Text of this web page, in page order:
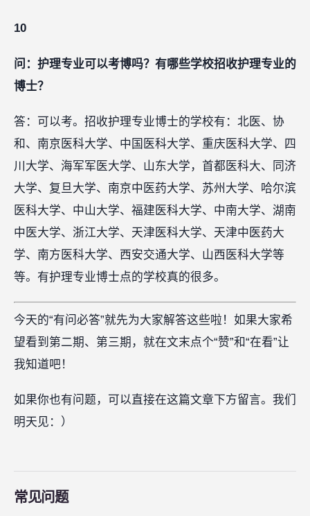
10
问：护理专业可以考博吗？有哪些学校招收护理专业的
博士？
答：可以考。招收护理专业博士的学校有：北医、协
和、南京医科大学、中国医科大学、重庆医科大学、四
川大学、海军军医大学、山东大学，首都医科大、同济
大学、复旦大学、南京中医药大学、苏州大学、哈尔滨
医科大学、中山大学、福建医科大学、中南大学、湖南
中医大学、浙江大学、天津医科大学、天津中医药大
学、南方医科大学、西安交通大学、山西医科大学等
等。有护理专业博士点的学校真的很多。
今天的“有问必答”就先为大家解答这些啦！如果大家希
望看到第二期、第三期，就在文末点个“赞”和“在看”让
我知道吧！
如果你也有问题，可以直接在这篇文章下方留言。我们
明天见：）
常见问题